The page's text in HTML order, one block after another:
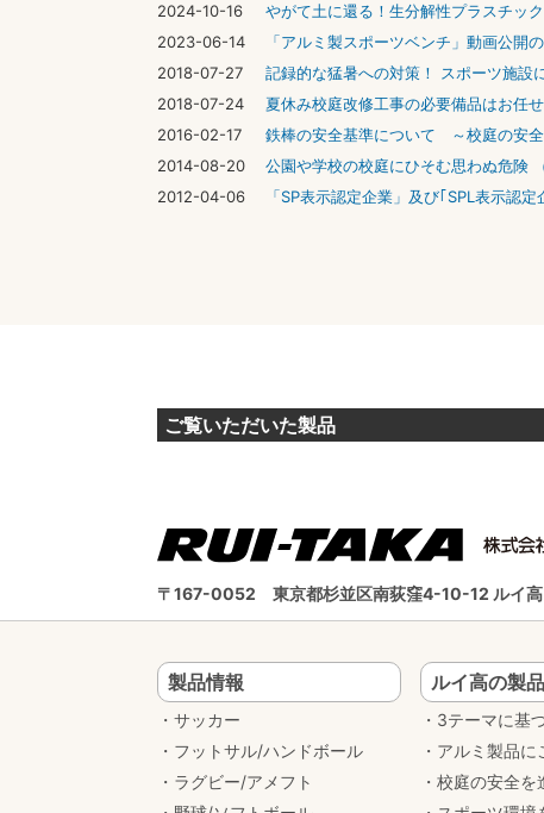
2024-10-16
やがて土に還る！生分解性プラスチッ
2023-06-14
「アルミ製スポーツベンチ」動画公開
2018-07-27
記録的な猛暑への対策！ スポーツ施設
2018-07-24
夏休み校庭改修工事の必要備品はお任
2016-02-17
鉄棒の安全基準について ～校庭の安全
2014-08-20
公園や学校の校庭にひそむ思わぬ危険
2012-04-06
「SP表示認定企業」及び｢SPL表示認
ご覧いただいた製品
〒167-0052 東京都杉並区南荻窪4-10-12 ルイ
製品情報
サッカー
フットサル/ハンドボール
ラグビー/アメフト
ルイ高の製
3テーマに基
アルミ製品に
校庭の安全を